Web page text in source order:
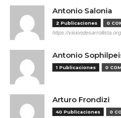
Antonio Salonia
2 Publicaciones 0
https://
Antonio
1 Publicaciones 0
Arturo Frondizi
40 Publicaciones 0